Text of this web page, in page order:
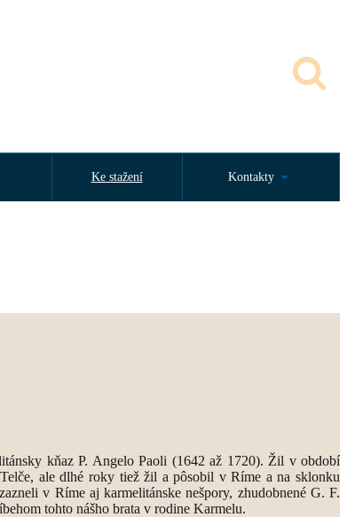
Ke stažení Kontakty
kňaz P. Angelo Paoli (1642 až 1720). Žil v období
ale dlhé roky tiež žil a pôsobil v Ríme a na sklonku
v Ríme aj karmelitánske nešpory, zhudobnené G. F.
tohto nášho brata v rodine Karmelu.